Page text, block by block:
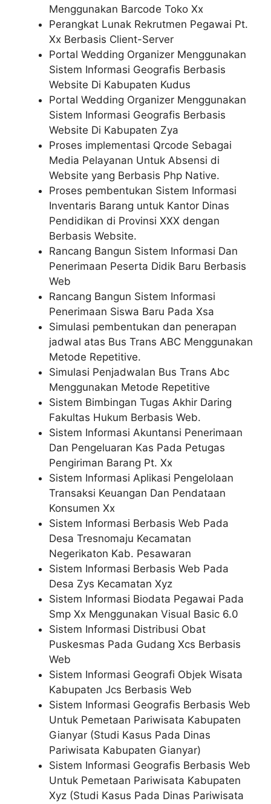
Menggunakan Barcode Toko Xx
Perangkat Lunak Rekrutmen Pegawai Pt.
Xx Berbasis Client-Server
Portal Wedding Organizer Menggunakan
Sistem Informasi Geografis Berbasis
Website Di Kabupaten Kudus
Portal Wedding Organizer Menggunakan
Sistem Informasi Geografis Berbasis
Website Di Kabupaten Zya
Proses implementasi Qrcode Sebagai
Media Pelayanan Untuk Absensi di
Website yang Berbasis Php Native.
Proses pembentukan Sistem Informasi
Inventaris Barang untuk Kantor Dinas
Pendidikan di Provinsi XXX dengan
Berbasis Website.
Rancang Bangun Sistem Informasi Dan
Penerimaan Peserta Didik Baru Berbasis
Web
Rancang Bangun Sistem Informasi
Penerimaan Siswa Baru Pada Xsa
Simulasi pembentukan dan penerapan
jadwal atas Bus Trans ABC Menggunakan
Metode Repetitive.
Simulasi Penjadwalan Bus Trans Abc
Menggunakan Metode Repetitive
Sistem Bimbingan Tugas Akhir Daring
Fakultas Hukum Berbasis Web.
Sistem Informasi Akuntansi Penerimaan
Dan Pengeluaran Kas Pada Petugas
Pengiriman Barang Pt. Xx
Sistem Informasi Aplikasi Pengelolaan
Transaksi Keuangan Dan Pendataan
Konsumen Xx
Sistem Informasi Berbasis Web Pada
Desa Tresnomaju Kecamatan
Negerikaton Kab. Pesawaran
Sistem Informasi Berbasis Web Pada
Desa Zys Kecamatan Xyz
Sistem Informasi Biodata Pegawai Pada
Smp Xx Menggunakan Visual Basic 6.0
Sistem Informasi Distribusi Obat
Puskesmas Pada Gudang Xcs Berbasis
Web
Sistem Informasi Geografi Objek Wisata
Kabupaten Jcs Berbasis Web
Sistem Informasi Geografis Berbasis Web
Untuk Pemetaan Pariwisata Kabupaten
Gianyar (Studi Kasus Pada Dinas
Pariwisata Kabupaten Gianyar)
Sistem Informasi Geografis Berbasis Web
Untuk Pemetaan Pariwisata Kabupaten
Xyz (Studi Kasus Pada Dinas Pariwisata